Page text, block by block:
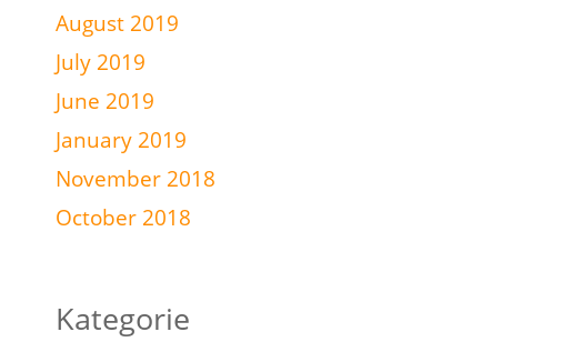
August 2019
July 2019
June 2019
January 2019
November 2018
October 2018
Kategorie